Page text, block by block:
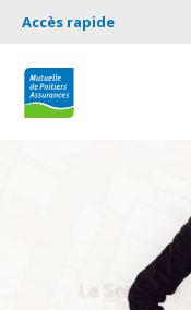
Accès rapide